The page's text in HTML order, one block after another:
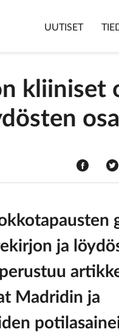
UUTISET
kliiniset
ja
Madridin ja